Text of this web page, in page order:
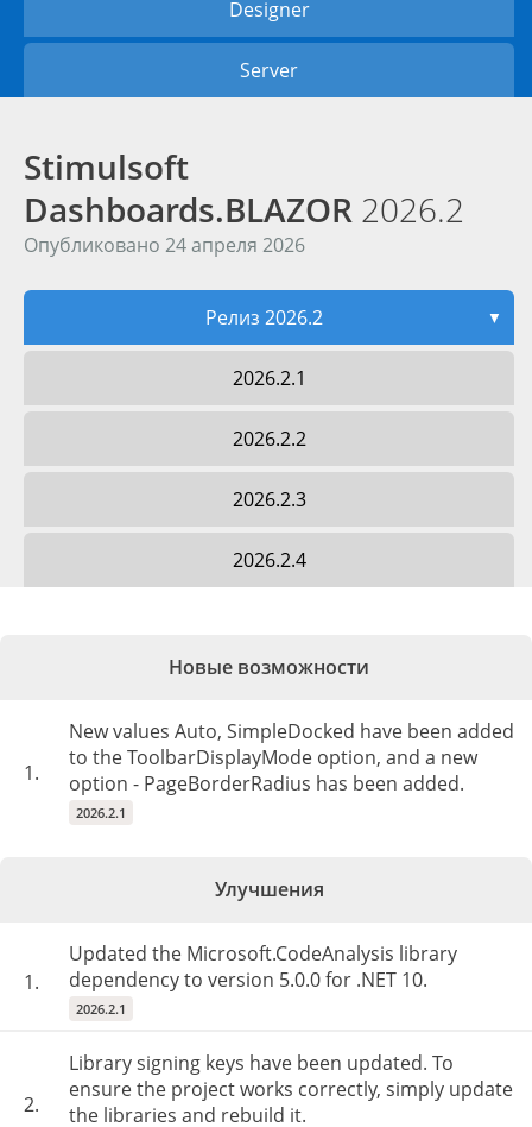
Designer
Server
Stimulsoft
Dashboards.BLAZOR 2026.2
Опубликовано 24 апреля 2026
Релиз 2026.2 ▼
2026.2.1
2026.2.2
2026.2.3
2026.2.4
Новые возможности
1.
New values Auto, SimpleDocked have been added
to the ToolbarDisplayMode option, and a new
option - PageBorderRadius has been added.
2026.2.1
Улучшения
1.
Updated the Microsoft.CodeAnalysis library
dependency to version 5.0.0 for .NET 10.
2026.2.1
2.
Library signing keys have been updated. To
ensure the project works correctly, simply update
the libraries and rebuild it.